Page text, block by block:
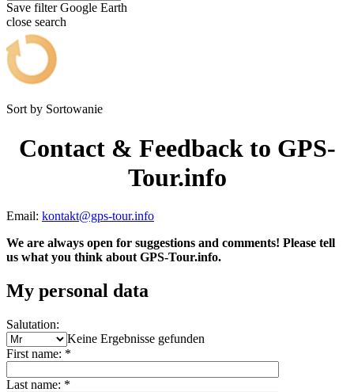
Save filter Google Earth
close search
Sort by Sortowanie
Contact & Feedback to GPS-
Tour.info
Email: kontakt@gps-tour.info
We are always open for suggestions and comments! Please tell
us what you think about GPS-Tour.info.
My personal data
Salutation:
Keine Ergebnisse gefunden
First name: *
Last name: *